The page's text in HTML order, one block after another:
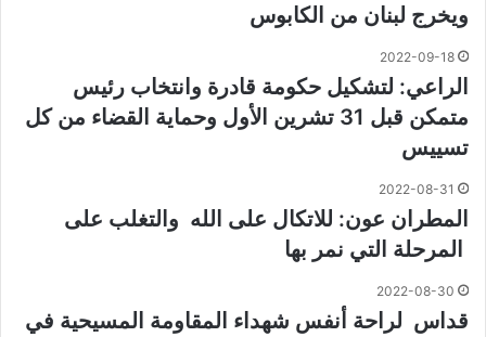
ويخرج لبنان من الكابوس
2022-09-18
الراعي: لتشكيل حكومة قادرة وانتخاب رئيس
متمكن قبل 31 تشرين الأول وحماية القضاء من كل
تسييس
2022-08-31
المطران عون: للاتكال على الله والتغلب على
المرحلة التي نمر بها
2022-08-30
قداس لراحة أنفس شهداء المقاومة المسيحية في